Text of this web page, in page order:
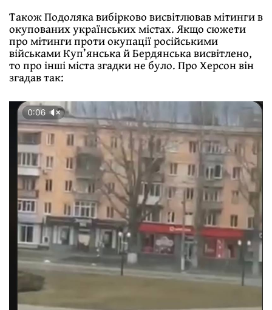
Також Подоляка вибірково висвітлював мітинги в
окупованих українських містах. Якщо сюжети
про мітинги проти окупації російськими
військами Куп’янська й Бердянська висвітлено,
то про інші міста згадки не було. Про Херсон він
згадав так: